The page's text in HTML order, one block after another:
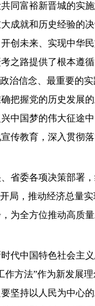
同富裕新晋城的实
成就和历史经验的
创未来、实现中华民
之路提供了根本遵
治信念、最重要的
把握党的历史发展
中国梦的伟大征途
传教育，深入贯彻
省委各项决策部署
局，推动经济总量
为全方位推动高质
代中国特色社会主
方法”作为新发展
坚持以人民为中心